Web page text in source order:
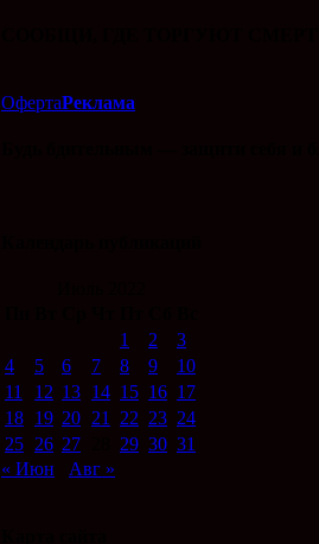
ОфертаРеклама
1
2
3
4
5 6 7 8 9
10
11
12 13 14 15 16 17
18 19 20 21 22 23 24
25 26 27 29 30 31
« Июн
Авг »